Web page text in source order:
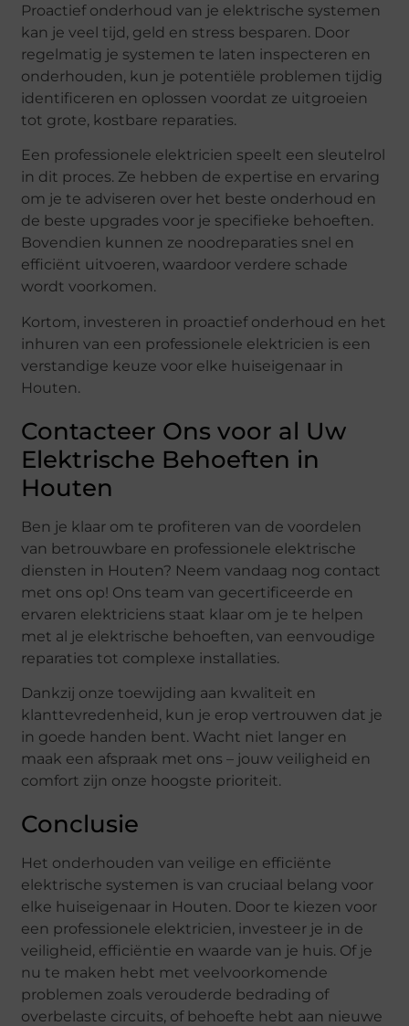
Proactief onderhoud van je elektrische systemen
kan je veel tijd, geld en stress besparen. Door
regelmatig je systemen te laten inspecteren en
onderhouden, kun je potentiële problemen tijdig
identificeren en oplossen voordat ze uitgroeien
tot grote, kostbare reparaties.
Een professionele elektricien speelt een sleutelrol
in dit proces. Ze hebben de expertise en ervaring
om je te adviseren over het beste onderhoud en
de beste upgrades voor je specifieke behoeften.
Bovendien kunnen ze noodreparaties snel en
efficiënt uitvoeren, waardoor verdere schade
wordt voorkomen.
Kortom, investeren in proactief onderhoud en het
inhuren van een professionele elektricien is een
verstandige keuze voor elke huiseigenaar in
Houten.
Contacteer Ons voor al Uw
Elektrische Behoeften in
Houten
Ben je klaar om te profiteren van de voordelen
van betrouwbare en professionele elektrische
diensten in Houten? Neem vandaag nog contact
met ons op! Ons team van gecertificeerde en
ervaren elektriciens staat klaar om je te helpen
met al je elektrische behoeften, van eenvoudige
reparaties tot complexe installaties.
Dankzij onze toewijding aan kwaliteit en
klanttevredenheid, kun je erop vertrouwen dat je
in goede handen bent. Wacht niet langer en
maak een afspraak met ons – jouw veiligheid en
comfort zijn onze hoogste prioriteit.
Conclusie
Het onderhouden van veilige en efficiënte
elektrische systemen is van cruciaal belang voor
elke huiseigenaar in Houten. Door te kiezen voor
een professionele elektricien, investeer je in de
veiligheid, efficiëntie en waarde van je huis. Of je
nu te maken hebt met veelvoorkomende
problemen zoals verouderde bedrading of
overbelaste circuits, of behoefte hebt aan nieuwe